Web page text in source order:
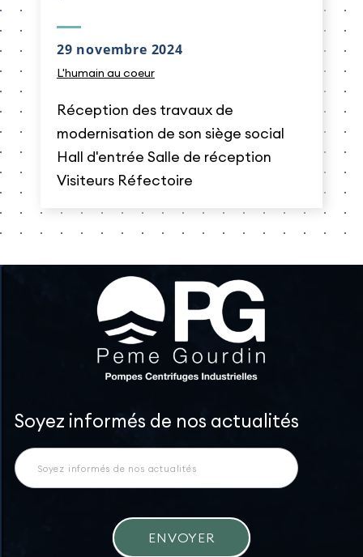
29 novembre 2024
L'humain au coeur
Réception des travaux de
modernisation de son siège social
Hall d'entrée Salle de réception
Visiteurs Réfectoire
Newsletter
Soyez informés de nos actualités
ENVOYER